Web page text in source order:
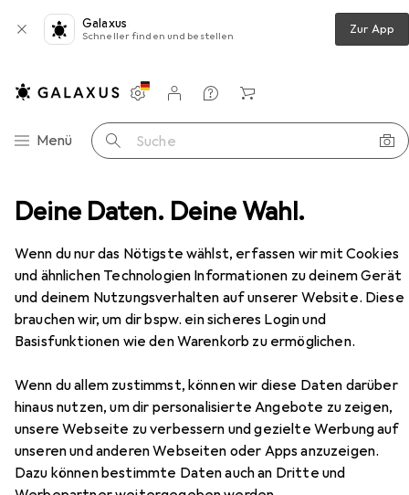
Deine Daten. Deine Wahl.
Wenn du nur das Nötigste wählst, erfassen wir mit Cookies
und ähnlichen Technologien Informationen zu deinem Gerät
und deinem Nutzungsverhalten auf unserer Website. Diese
brauchen wir, um dir bspw. ein sicheres Login und
Basisfunktionen wie den Warenkorb zu ermöglichen.
Wenn du allem zustimmst, können wir diese Daten darüber
hinaus nutzen, um dir personalisierte Angebote zu zeigen,
unsere Webseite zu verbessern und gezielte Werbung auf
unseren und anderen Webseiten oder Apps anzuzeigen.
Dazu können bestimmte Daten auch an Dritte und
Galaxus
Schneller finden und bestellen Zur App
Navigation nach Kategorien
Menü Suche
Einstellungen
Kundenkonto
Vergleichslisten
Merklisten
Warenkorb
Teppich Snapstyle Cottage Hochflor Teppich
EUR
29,90
SnapstyleCottage Hochflor Teppich
Zubehör für Snapstyle Cottage
Hochflor Teppich
Hier findest du passendes Zubehör zum Produkt
Snapstyle Cottage Hochflor Teppich aus den Kategorien